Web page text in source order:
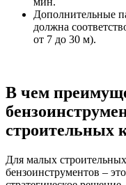
Дополнительные
должна
от 7 до 30 м).
В чем
строительных
Для малых
бензоинструментов –